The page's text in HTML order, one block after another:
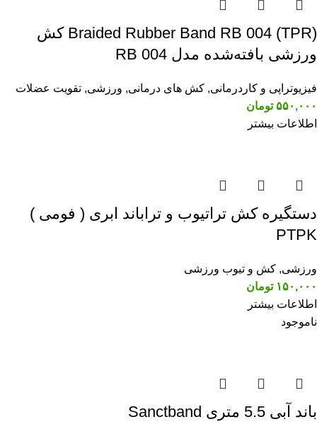
Braided Rubber Band RB 004 (TPR) کش
ورزشی بافته‌شده مدل RB 004
فیزیوتراپی و کاردرمانی, کش های درمانی, ورزشی, تقویت عضلات
۵۵۰,۰۰۰ تومان
اطلاعات بیشتر
دستگیره کش تراتیوب و تراباند ابری ( فومی )
PTPK
ورزشی, کش و تیوب ورزشی
۱۵۰,۰۰۰ تومان
اطلاعات بیشتر
ناموجود
باند آبی 5.5 متری Sanctband